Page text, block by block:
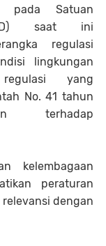
pada Satuan
saat ini
regulasi
lingkungan
yang
No. 41 tahun
terhadap
kelembagaan
peraturan
dengan